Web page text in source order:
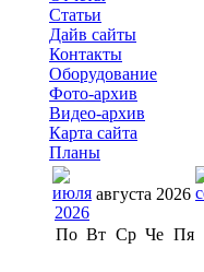
Статьи
Дайв сайты
Контакты
Оборудование
Фото-архив
Видео-архив
Карта сайта
Планы
августа 2026
По Вт Ср Че Пя